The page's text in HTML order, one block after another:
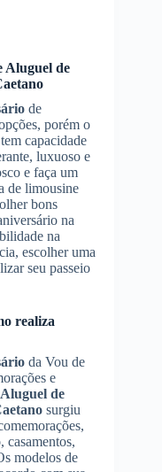
Aluguel de
de
porém o
capacidade
luxuoso e
e faça um
de limousine
bons
na
na
escolher uma
seu passeio
realiza
da Vou de
e
Aluguel de
surgiu
casamentos,
modelos de